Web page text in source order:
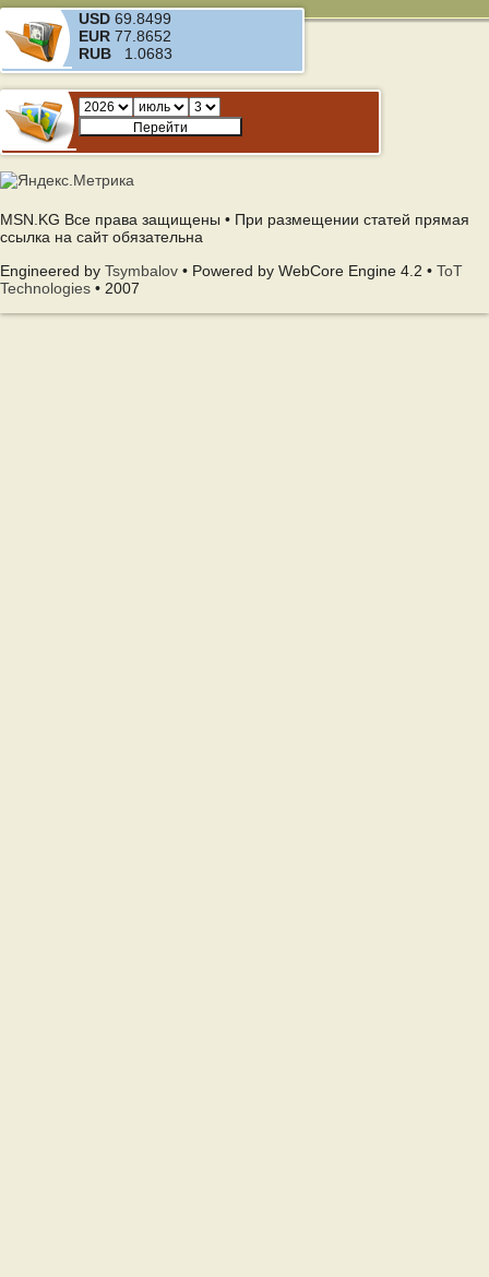
USD 69.8499
EUR 77.8652
RUB 1.0683
MSN.KG Все права защищены • При размещении статей прямая
ссылка на сайт обязательна
Engineered by Tsymbalov • Powered by WebCore Engine 4.2 • ToT
Technologies • 2007